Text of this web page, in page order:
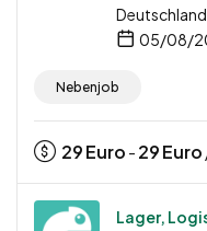
Deutschland
05/08/
Nebenjob
29Euro - 29Euro
Lager,